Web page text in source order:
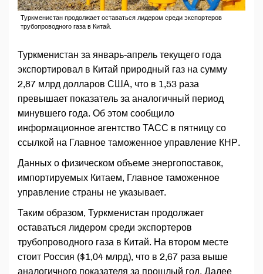
Туркменистан продолжает оставаться лидером среди экспортеров
трубопроводного газа в Китай.
Туркменистан за январь-апрель текущего года
экспортировал в Китай природный газ на сумму
2,87 млрд долларов США, что в 1,53 раза
превышает показатель за аналогичный период
минувшего года. Об этом сообщило
информационное агентство ТАСС в пятницу со
ссылкой на Главное таможенное управление КНР.
Данных о физическом объеме энергопоставок,
импортируемых Китаем, Главное таможенное
управление страны не указывает.
Таким образом, Туркменистан продолжает
оставаться лидером среди экспортеров
трубопроводного газа в Китай. На втором месте
стоит Россия ($1,04 млрд), что в 2,67 раза выше
аналогичного показателя за прошлый год. Далее